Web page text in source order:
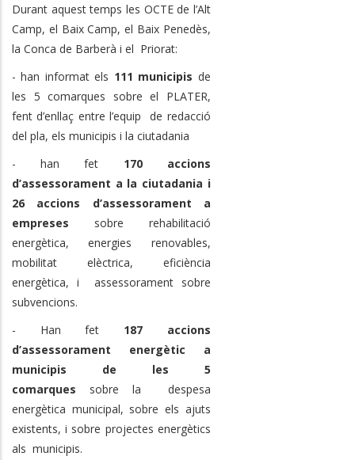
Durant aquest temps les OCTE de l’Alt
Camp, el Baix Camp, el Baix Penedès,
la Conca de Barberà i el Priorat:
- han informat els 111 municipis de
les 5 comarques sobre el PLATER,
fent d’enllaç entre l’equip de redacció
del pla, els municipis i la ciutadania
- han fet 170 accions
d’assessorament a la ciutadania i
26 accions d’assessorament a
empreses sobre rehabilitació
energètica, energies renovables,
mobilitat elèctrica, eficiència
energètica, i assessorament sobre
subvencions.
- Han fet 187 accions
d’assessorament energètic a
municipis de les 5
comarques sobre la despesa
energètica municipal, sobre els ajuts
existents, i sobre projectes energètics
als municipis.